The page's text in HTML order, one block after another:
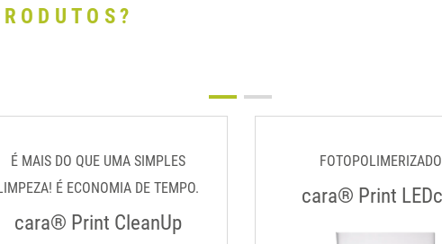
É MAIS DO QUE UMA SIMPLES
É ECONOMIA DE TEMPO.
cara® Print CleanUp
cara® Print